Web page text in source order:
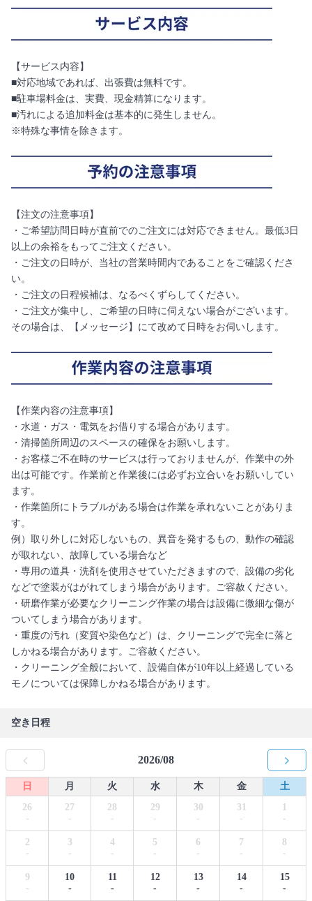
【サービス内容】
■対応地域であれば、出張費は無料です。
■駐車場料金は、実費、現金精算になります。
■汚れによる追加料金は基本的に発生しません。
※特殊な事情を除きます。
【注文の注意事項】
・ご希望訪問日時が直前でのご注文には対応できません。最低3日
以上の余裕をもってご注文ください。
・ご注文の日時が、当社の営業時間内であることをご確認くださ
い。
・ご注文の日程候補は、なるべくずらしてください。
・ご注文が集中し、ご希望の日時に伺えない場合がございます。
その場合は、【メッセージ】にて改めて日時をお伺いします。
【作業内容の注意事項】
・水道・ガス・電気をお借りする場合があります。
・清掃箇所周辺のスペースの確保をお願いします。
・お客様ご不在時のサービスは行っておりませんが、作業中の外
出は可能です。作業前と作業後には必ずお立合いをお願いしてい
ます。
・作業箇所にトラブルがある場合は作業を承れないことがありま
す。
例）取り外しに対応しないもの、異音を発するもの、動作の確認
が取れない、故障している場合など
・専用の道具・洗剤を使用させていただきますので、設備の劣化
などで塗装がはがれてしまう場合があります。ご容赦ください。
・研磨作業が必要なクリーニング作業の場合は設備に微細な傷が
ついてしまう場合があります。
・重度の汚れ（変質や染色など）は、クリーニングで完全に落と
しかねる場合があります。ご容赦ください。
・クリーニング全般において、設備自体が10年以上経過している
モノについては保障しかねる場合があります。
空き日程
2026/08
日 月 火 水 木 金
土
26
-
27
-
28
-
29
-
30
-
31
-
1
-
2
-
3
-
4
-
5
-
6
-
7
-
8
-
9
-
10
-
11
-
12
-
13
-
14
-
15
-